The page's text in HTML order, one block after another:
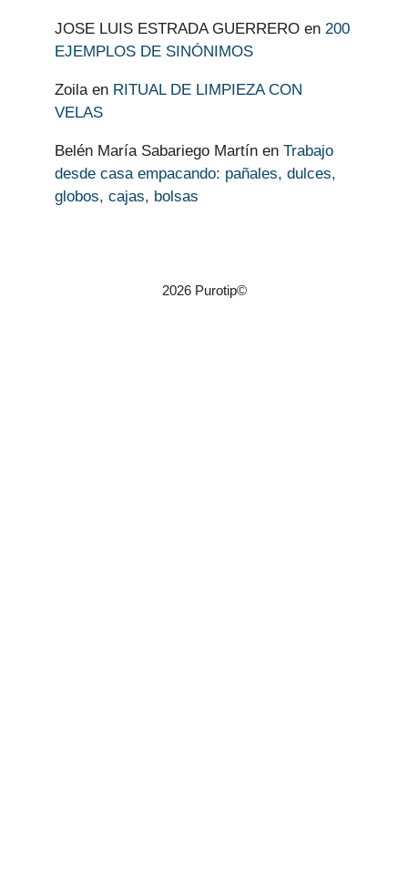
JOSE LUIS ESTRADA GUERRERO en 200
EJEMPLOS DE SINÓNIMOS
Zoila en RITUAL DE LIMPIEZA CON
VELAS
Belén María Sabariego Martín en Trabajo
desde casa empacando: pañales, dulces,
globos, cajas, bolsas
2026 Purotip©